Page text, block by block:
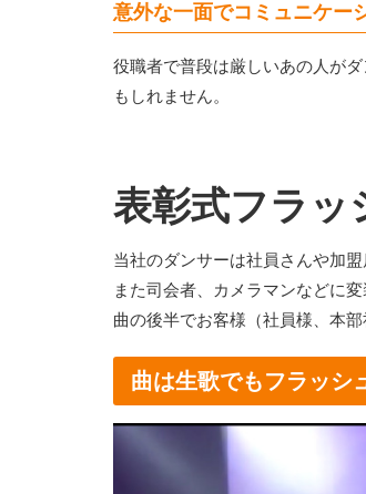
意外な一面でコミュニケー
役職者で普段は厳しいあの人が
もしれません。
表彰式フラッ
当社のダンサーは社員さんや加
また司会者、カメラマンなどに
曲の後半でお客様（社員様、本
曲は生歌でもフラッシ